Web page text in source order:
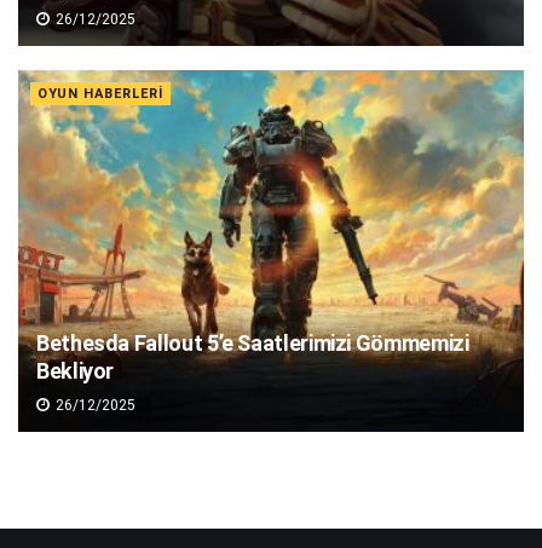
26/12/2025
OYUN HABERLERI
Bethesda Fallout 5’e Saatlerimizi Gömmemizi
Bekliyor
26/12/2025